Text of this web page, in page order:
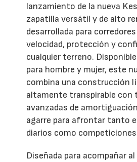
lanzamiento de la nueva
zapatilla versátil y de alto
desarrollada para
velocidad, protección y
cualquier terreno.
para hombre y mujer, este
combina una construcción
altamente transpirable con
avanzadas de
agarre para afrontar tanto
diarios como
Diseñada para acompañar